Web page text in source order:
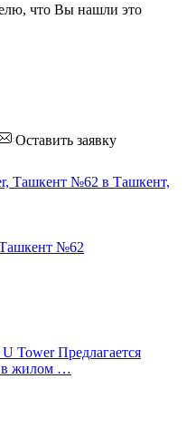
что Вы нашли это
Оставить заявку
№62
Tower Предлагается
в жилом …